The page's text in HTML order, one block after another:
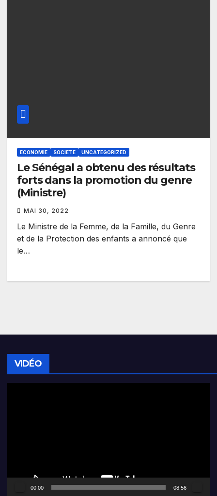
ECONOMIE SOCIETE UNCATEGORIZED
Le Sénégal a obtenu des résultats
forts dans la promotion du genre
(Ministre)
MAI 30, 2022
Le Ministre de la Femme, de la Famille, du Genre
et de la Protection des enfants a annoncé que
le…
VIDÉO
00:00 08:56